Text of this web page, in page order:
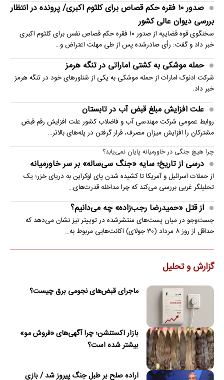
صدور ۱۰ فقره حکم قصاص برای کلثوم اکبری/ پرونده در انتظار
بررسی دیوان عالی کشور
سخنگوی قوه قضاییه از صدور ۱۰ فقره حکم قصاص نفس برای کلثوم اکبری
خبر داد و گفت: رأی صادرشده پس از طی مهلت اعتراض و…
حمله موشکی به کشتی اماراتی در تنگه هرمز
شرکت ادنوک امارات از حمله موشکی به یکی از شناورهای خود در تنگه هرمز
خبر داد.
علت افزایش مبلغ قبض آب در تابستان
روابط عمومی شرکت مهندسی آب و فاضلاب کشور علت افزایش رقم قبض
مشترکان را افزایش میزان مصرف، قرار گرفتن در پله‌های بالاتر…
چرا هیچ جنگی در خاورمیانه پایان نمی‌یابد؟
درسی از تاریخ؛ سایه «جنگ سی‌ساله» بر سر خاورمیانه
از حملات اسرائیل و آمریکا تا کشیده شدن پای اوکراین به دریای خزر؛ یک
تحلیلگر غربی بررسی می‌کند که چرا مداخله قدرت‌های…
از قتل «حمیدرضا رجب‌زاده» چه می‌دانیم؟
جست‌وجو در میان پست‌های منتشرشده در توییتر نیز نشان می‌دهد که
حداقل از روز ۸ مرداد (۳۰ جولای) اکانت‌هایی مربوط به…
گزارش و تحلیل
ماجرای قبض‌های نجومی برق چیست؟
بازار اکستنشن؛ چرا آگهی‌های «فروش مو»
بیشتر شده است؟
اراده صلح بر طبل جنگ پیروز شد / بازی